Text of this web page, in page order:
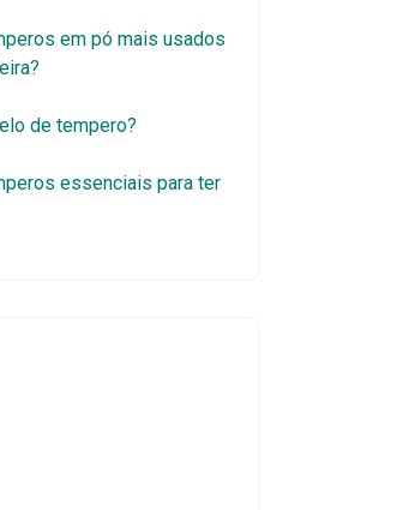
em pó mais usados
de tempero?
essenciais para ter